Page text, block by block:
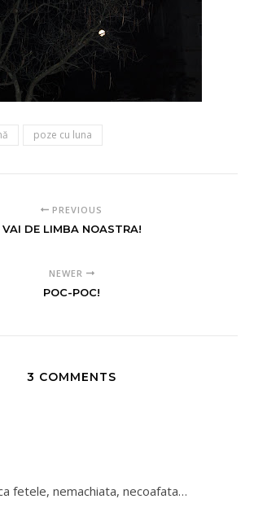
poze cu luna
PREVIOUS
VAI DE LIMBA NOASTRA!
NEWER
POC-POC!
3 COMMENTS
fetele, nemachiata, necoafata…